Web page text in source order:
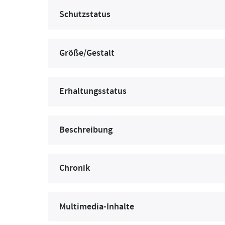
Schutzstatus
Größe/Gestalt
Erhaltungsstatus
Beschreibung
Chronik
Multimedia-Inhalte